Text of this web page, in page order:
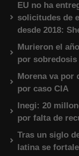
EU no ha
solicitudes de
desde 2018:
Murieron el
por sobredosis
Morena va por
por caso CIA
Inegi: 20
por falta de
Tras un siglo
latina se